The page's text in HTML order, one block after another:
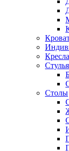
Кресла
Стулья
Столы